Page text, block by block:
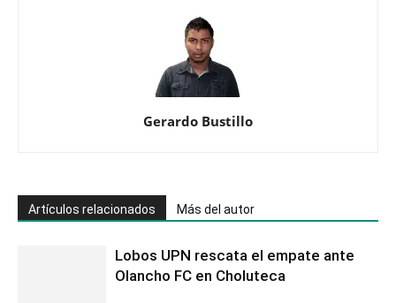
Gerardo Bustillo
Artículos relacionados Más del autor
Lobos UPN rescata el empate ante
Olancho FC en Choluteca